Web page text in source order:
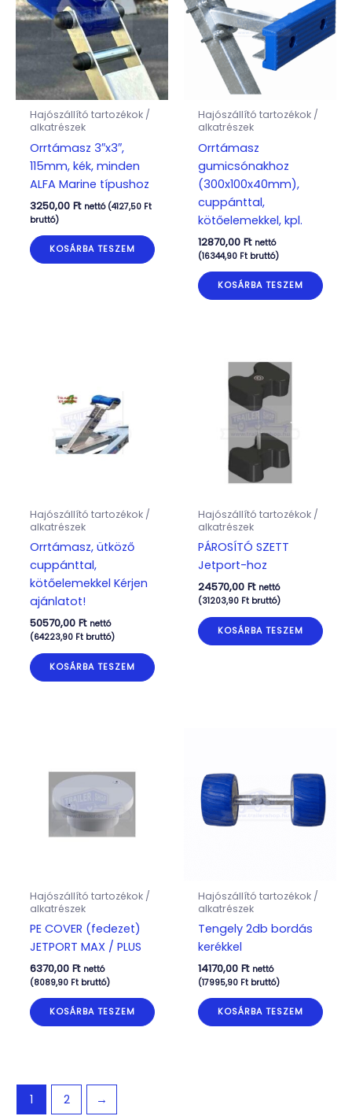
Hajószállító tartozékok /
alkatrészek
Orrtámasz 3″x3″,
115mm, kék, minden
ALFA Marine típushoz
3250,00 Ft nettó (4127,50 Ft
bruttó)
KOSÁRBA TESZEM
Hajószállító tartozékok /
alkatrészek
Orrtámasz
gumicsónakhoz
(300x100x40mm),
cuppánttal,
kötőelemekkel, kpl.
12870,00 Ft nettó
(16344,90 Ftbruttó)
KOSÁRBA TESZEM
Hajószállító tartozékok /
alkatrészek
Orrtámasz, ütköző
cuppánttal,
kötőelemekkel Kérjen
ajánlatot!
50570,00 Ft nettó
(64223,90 Ftbruttó)
KOSÁRBA TESZEM
Hajószállító tartozékok /
alkatrészek
PÁROSÍTÓ SZETT
Jetport-hoz
24570,00 Ft nettó
(31203,90 Ftbruttó)
KOSÁRBA TESZEM
Hajószállító tartozékok /
alkatrészek
PE COVER (fedezet)
JETPORT MAX / PLUS
6370,00 Ft nettó
(8089,90 Ftbruttó)
KOSÁRBA TESZEM
Hajószállító tartozékok /
alkatrészek
Tengely 2db bordás
kerékkel
14170,00 Ft nettó
(17995,90 Ftbruttó)
KOSÁRBA TESZEM
1 2 →